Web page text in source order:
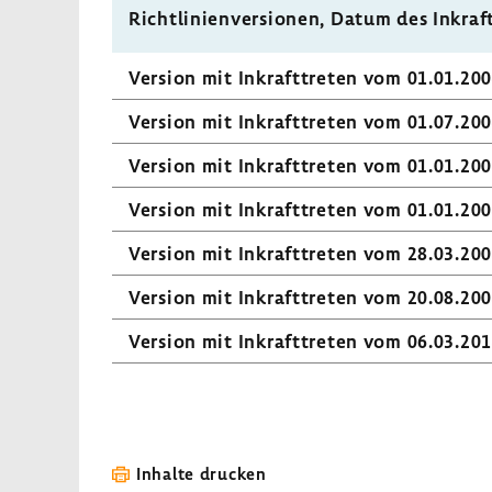
V)
Richt­li­ni­en­ver­sionen, Datum des
Version mit Inkraft­treten vom
Version mit Inkraft­treten vom
Version mit Inkraft­treten vom
Version mit Inkraft­treten vom
Version mit Inkraft­treten vom
Version mit Inkraft­treten vom
Version mit Inkraft­treten vom
Inhalte drucken